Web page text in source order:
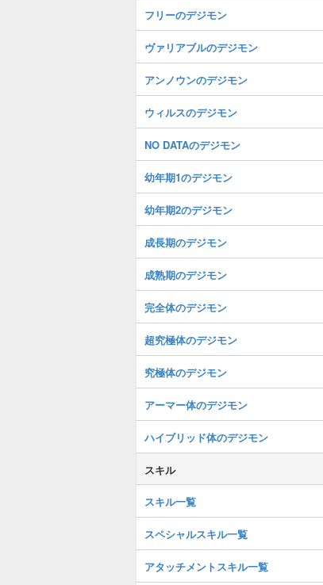
フリーのデジモン
ヴァリアブルのデジモン
アンノウンのデジモン
ウィルスのデジモン
NO DATAのデジモン
幼年期1のデジモン
幼年期2のデジモン
成長期のデジモン
成熟期のデジモン
完全体のデジモン
超究極体のデジモン
究極体のデジモン
アーマー体のデジモン
ハイブリッド体のデジモン
スキル
スキル一覧
スペシャルスキル一覧
アタッチメントスキル一覧